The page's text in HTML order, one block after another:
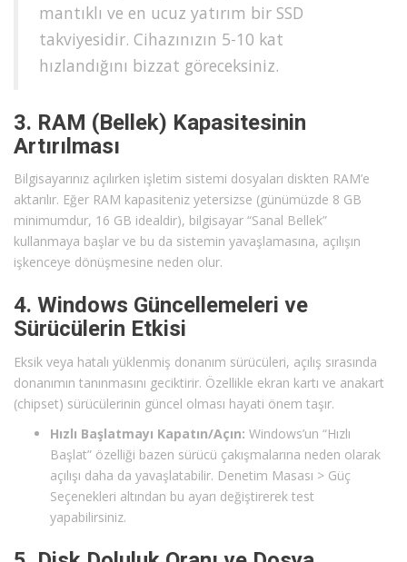
mantıklı ve en ucuz yatırım bir SSD
takviyesidir. Cihazınızın 5-10 kat
hızlandığını bizzat göreceksiniz.
3. RAM (Bellek) Kapasitesinin
Artırılması
Bilgisayarınız açılırken işletim sistemi dosyaları diskten RAM’e
aktarılır. Eğer RAM kapasiteniz yetersizse (günümüzde 8 GB
minimumdur, 16 GB idealdir), bilgisayar “Sanal Bellek”
kullanmaya başlar ve bu da sistemin yavaşlamasına, açılışın
işkenceye dönüşmesine neden olur.
4. Windows Güncellemeleri ve
Sürücülerin Etkisi
Eksik veya hatalı yüklenmiş donanım sürücüleri, açılış sırasında
donanımın tanınmasını geciktirir. Özellikle ekran kartı ve anakart
(chipset) sürücülerinin güncel olması hayati önem taşır.
Hızlı Başlatmayı Kapatın/Açın: Windows’un “Hızlı
Başlat” özelliği bazen sürücü çakışmalarına neden olarak
açılışı daha da yavaşlatabilir. Denetim Masası > Güç
Seçenekleri altından bu ayarı değiştirerek test
yapabilirsiniz.